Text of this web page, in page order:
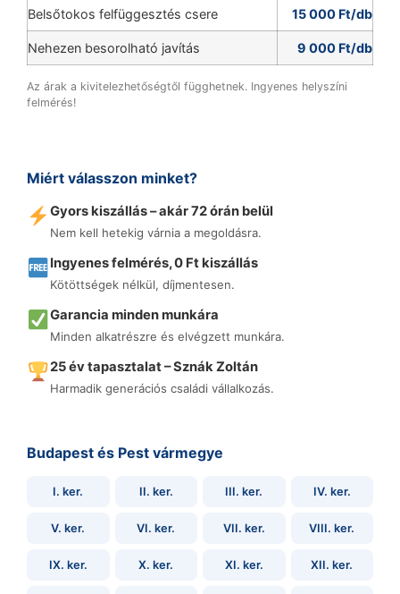
Belsőtokos felfüggesztés csere 15 000 Ft/db
Nehezen besorolható javítás 9 000 Ft/db
Az árak a kivitelezhetőségtől függhetnek. Ingyenes helyszíni
felmérés!
Miért válasszon minket?
Gyors kiszállás – akár 72 órán belül
Nem kell hetekig várnia a megoldásra.
Ingyenes felmérés, 0 Ft kiszállás
Kötöttségek nélkül, díjmentesen.
Garancia minden munkára
Minden alkatrészre és elvégzett munkára.
25 év tapasztalat – Sznák Zoltán
Harmadik generációs családi vállalkozás.
Budapest és Pest vármegye
I. ker. II. ker. III. ker. IV. ker.
V. ker. VI. ker. VII. ker. VIII. ker.
IX. ker. X. ker. XI. ker. XII. ker.